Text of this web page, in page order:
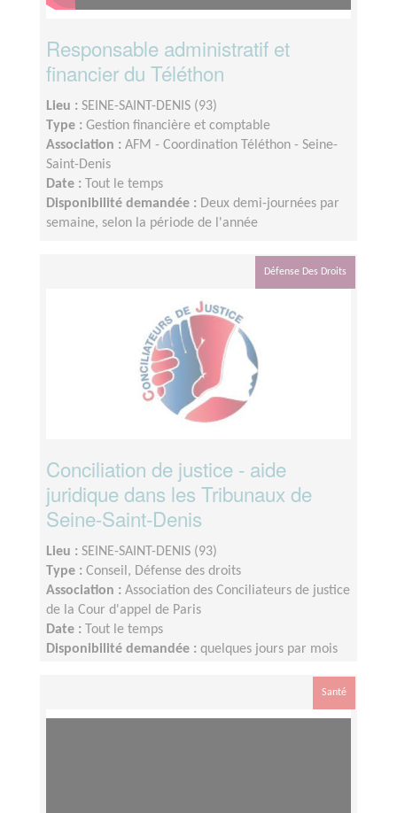
Responsable administratif et
financier du Téléthon
Lieu : SEINE-SAINT-DENIS (93)
Type : Gestion financière et comptable
Association : AFM - Coordination Téléthon - Seine-
Saint-Denis
Date :
Tout le temps
Disponibilité demandée : Deux demi-journées par
semaine, selon la période de l'année
Défense Des Droits
Conciliation de justice - aide
juridique dans les Tribunaux de
Seine-Saint-Denis
Lieu : SEINE-SAINT-DENIS (93)
Type : Conseil, Défense des droits
Association : Association des Conciliateurs de justice
de la Cour d'appel de Paris
Date :
Tout le temps
Disponibilité demandée : quelques jours par mois
Santé